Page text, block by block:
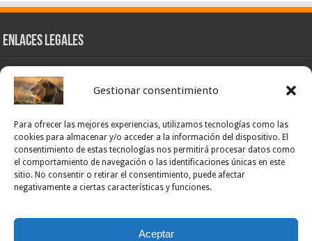
Gestionar consentimiento
Para ofrecer las mejores experiencias, utilizamos tecnologías como las
cookies para almacenar y/o acceder a la información del dispositivo. El
consentimiento de estas tecnologías nos permitirá procesar datos como
el comportamiento de navegación o las identificaciones únicas en este
sitio. No consentir o retirar el consentimiento, puede afectar
negativamente a ciertas características y funciones.
Aceptar
Enlaces Legales
Nuestra Esencia
Pulso Global
POLÍTICA DE PRIVACIDAD – NOTICIAS PONCE OFICIAL
TÉRMINOS Y CONDICIONES – NOTICIAS PONCE OFICIAL
Opt-out preferences